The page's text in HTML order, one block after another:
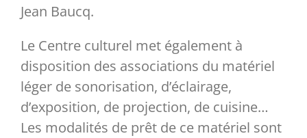
Exposition
Festival
Education permanente
Passeurs de Mémoire
Féeries
Avec les écoles
Equipe
Article 27
Notre magazine
Tarifs & abonnements
Billetterie
Hébergement
Jean Baucq.
Le Centre culturel met également à
disposition des associations du matériel
léger de sonorisation, d’éclairage,
d’exposition, de projection, de cuisine…
Les modalités de prêt de ce matériel sont